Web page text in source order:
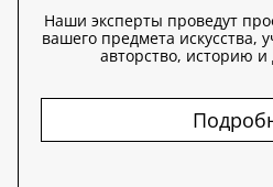
Наши эксперты проведут
вашего предмета искусства,
авторство, историю